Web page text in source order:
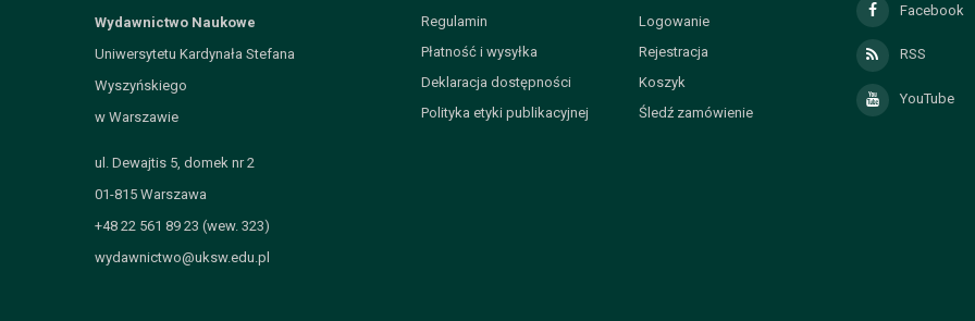
Wydawnictwo Naukowe
Uniwersytetu Kardynała Stefana
Wyszyńskiego
w Warszawie
ul. Dewajtis 5, domek nr 2
01-815 Warszawa
+48 22 561 89 23 (wew. 323)
wydawnictwo@uksw.edu.pl
Regulamin
Płatność i wysyłka
Deklaracja dostępności
Polityka etyki publikacyjnej
Logowanie
Rejestracja
Koszyk
Śledź zamówienie
Facebook
RSS
YouTube